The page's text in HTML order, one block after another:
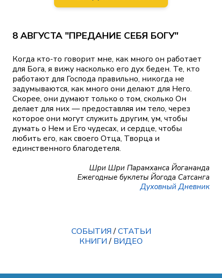
8 АВГУСТА "ПРЕДАНИЕ СЕБЯ БОГУ"
Когда кто-то говорит мне, как много он работает
для Бога, я вижу насколько его дух беден. Те, кто
работают для Господа правильно, никогда не
задумываются, как много они делают для Него.
Скорее, они думают только о том, сколько Он
делает для них — предоставляя им тело, через
которое они могут служить другим, ум, чтобы
думать о Нем и Его чудесах, и сердце, чтобы
любить его, как своего Отца, Творца и
единственного благодетеля.
Шри Шри Парамханса Йогананда
Ежегодные буклеты Йогода Сатсанга
Духовный Дневник
СОБЫТИЯ/СТАТЬИ
КНИГИ/ ВИДЕО